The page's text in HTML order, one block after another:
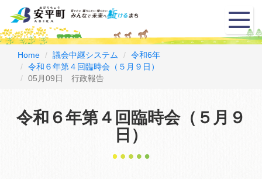
メ
ニ
ュ
Home 議会中継システム
令和6年
令和６年第４回臨時会（５月９日）
05月09日 行政報告
令和６年第４回臨時会（５月９
日）